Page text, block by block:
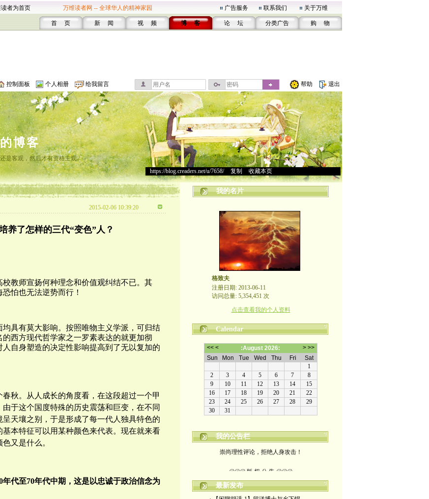
者为首页 万维读者网 -- 全球华人的精神家园 广告服务 联系我们 关于万维
首 页 新 闻 视 频 博 客 论 坛 分类广告 购 物
控制面板 个人相册 给我留言 帮助 退出
博客
是客观，然后才有资格主观。
https://blog.creaders.net/u/7658/> 复制 收藏本页
2015-02-06 10:39:20
养了怎样的三代“变色”人？
教师宣扬何种理念和价值观纠结不已。其
怕也无法逆势而行！
具有莫大影响。按照唯物主义学派，可归结
西方现代哲学家之一罗素表达的就更加彻
人自身塑造的决定性影响提高到了无以复加的
秋。从人成长的角度看，在这段超过一个甲
于这个国度特殊的历史震荡和巨变，在不同
天壤之别，于是形成了每一代人独具特色的
本特征可以用某种颜色来代表。现在就来看
又是什么。
代至70年代中期，这是以忠诚于政治信念为
我的名片
格致夫
注册日期: 2013-06-11
访问总量: 5,354,451 次
点击查看我的个人资料
Calendar
我的公告栏
本博客所发布文章，
最新发布